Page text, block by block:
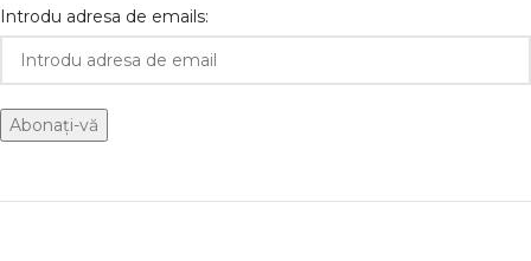
Introdu adresa de emails: